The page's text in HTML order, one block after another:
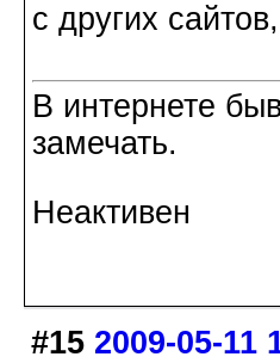
с других
В интернете
замечать.
Неактивен
#15 2009-05-11